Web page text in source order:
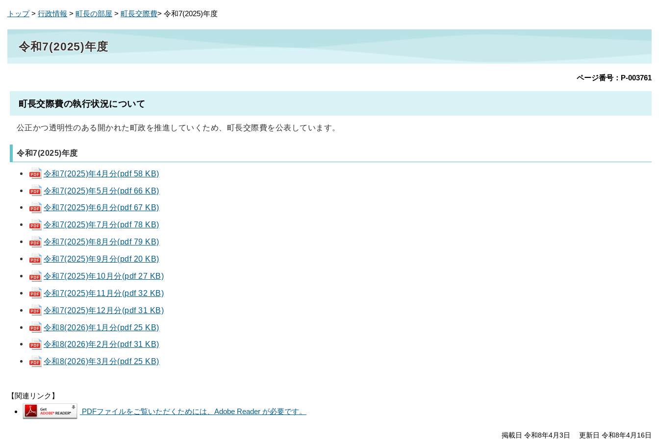
トップ> 行政情報 > 町長の部屋 > 町長交際費> 令和7(2025)年度
令和7(2025)年度
ページ番号：P-003761
町長交際費の執行状況について
公正かつ透明性のある開かれた町政を推進していくため、町長交際費を公表しています。
令和7(2025)年度
令和7(2025)年4月分(pdf 58 KB)
令和7(2025)年5月分(pdf 66 KB)
令和7(2025)年6月分(pdf 67 KB)
令和7(2025)年7月分(pdf 78 KB)
令和7(2025)年8月分(pdf 79 KB)
令和7(2025)年9月分(pdf 20 KB)
令和7(2025)年10月分(pdf 27 KB)
令和7(2025)年11月分(pdf 32 KB)
令和7(2025)年12月分(pdf 31 KB)
令和8(2026)年1月分(pdf 25 KB)
令和8(2026)年2月分(pdf 31 KB)
令和8(2026)年3月分(pdf 25 KB)
【関連リンク】
PDFファイルをご覧いただくためには、Adobe Reader が必要です。
掲載日 令和8年4月3日 更新日 令和8年4月16日